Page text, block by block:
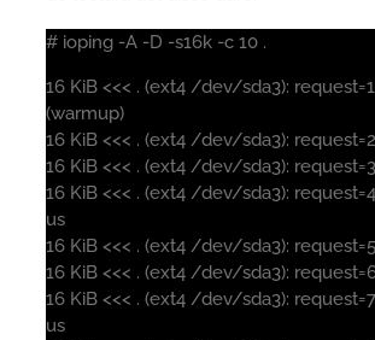
# ioping -A -D -s16k -c 10 .
16 KiB <<< . (ext4 /dev/sda3):
(warmup)
16 KiB <<< . (ext4 /dev/sda3):
16 KiB <<< . (ext4 /dev/sda3):
16 KiB <<< . (ext4 /dev/sda3):
us
16 KiB <<< . (ext4 /dev/sda3):
16 KiB <<< . (ext4 /dev/sda3):
16 KiB <<< . (ext4 /dev/sda3):
us